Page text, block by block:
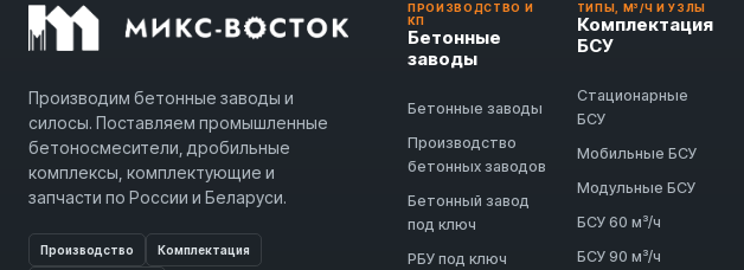
Производим бетонные заводы и
силосы. Поставляем промышленные
бетоносмесители, дробильные
комплексы, комплектующие и
запчасти по России и Беларуси.
Производство Комплектация
ПРОИЗВОДСТВО И
КП
Бетонные
заводы
Бетонные заводы
Производство
бетонных заводов
Бетонный завод
под ключ
РБУ под ключ
ТИПЫ, М³/Ч И УЗЛЫ
Комплектация
БСУ
Стационарные
БСУ
Мобильные БСУ
Модульные БСУ
БСУ 60 м³/ч
БСУ 90 м³/ч